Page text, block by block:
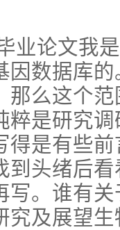
业论文我
因数据库
那么这个
粹是研究
得是有些
到头绪后
写。谁有
究及展望